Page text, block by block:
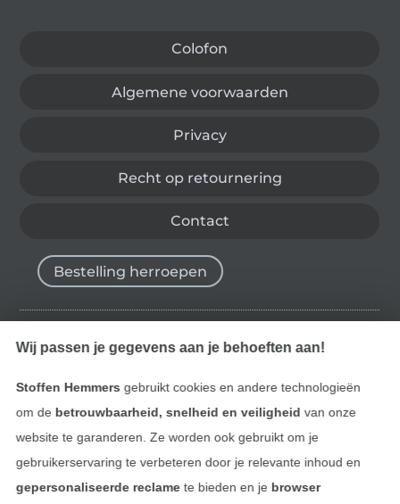
Colofon
Algemene voorwaarden
Privacy
Recht op retournering
Contact
Bestelling herroepen
Vind meer inspiratie
Wij passen je gegevens aan je behoeften aan!
Stoffen Hemmers gebruikt cookies en andere technologieën
om de betrouwbaarheid, snelheid en veiligheid van onze
website te garanderen. Ze worden ook gebruikt om je
gebruikerservaring te verbeteren door je relevante inhoud en
gepersonaliseerde reclamete bieden en je browser